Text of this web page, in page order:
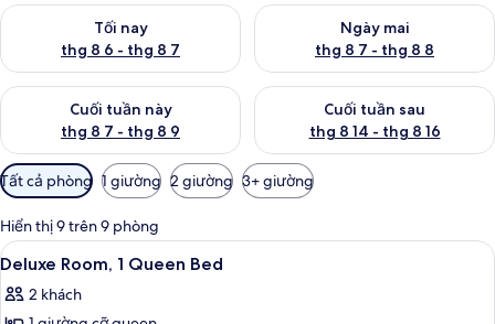
Tối nay
thg 8 6 - thg 8 7
Kiểm tra lượng phòng tối nay từ thg 8 6 - thg 8 7
Ngày mai
thg 8 7 - thg 8 8
Kiểm tra lượng phòng ngày
Cuối tuần này
thg 8 7 - thg 8 9
Kiểm tra lượng phòng cuối tuần này từ thg 8 7 - thg 8 9
Cuối tuần sau
thg 8 14 - thg 8 16
Kiểm tra lượng phòng cuối
Bộ
lọc
có
thể
dùng
để
lọc
Tất cả phòng 1 giường 2 giường 3+ giường
Hiển thị 9 trên 9 phòng
Xem
tất
cả
Két bảo mật tại phòng, bàn, khu
7
Deluxe Room, 1 Queen Bed
2 khách